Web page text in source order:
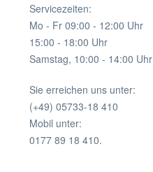
Servicezeiten:
Mo - Fr 09:00 - 12:00 Uhr
15:00 - 18:00 Uhr
Samstag, 10:00 - 14:00 Uhr
Sie erreichen uns unter:
(+49) 05733-18 410
Mobil unter:
0177 89 18 410.